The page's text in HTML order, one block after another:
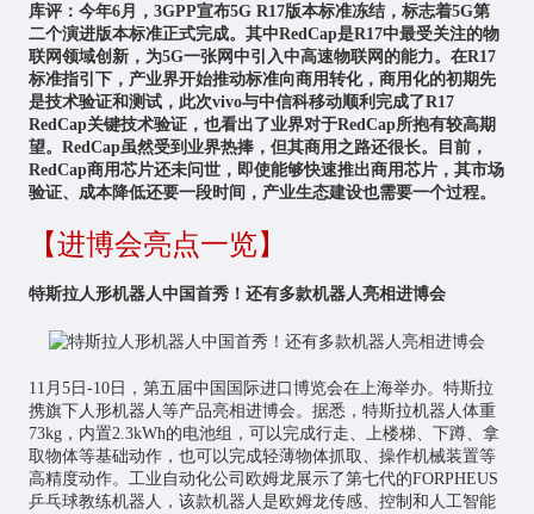
库评：今年6月，3GPP宣布5G R17版本标准冻结，标志着5G第
二个演进版本标准正式完成。其中RedCap是R17中最受关注的物
联网领域创新，为5G一张网中引入中高速物联网的能力。在R17
标准指引下，产业界开始推动标准向商用转化，商用化的初期先
是技术验证和测试，此次vivo与中信科移动顺利完成了R17
RedCap关键技术验证，也看出了业界对于RedCap所抱有较高期
望。RedCap虽然受到业界热捧，但其商用之路还很长。目前，
RedCap商用芯片还未问世，即使能够快速推出商用芯片，其市场
验证、成本降低还要一段时间，产业生态建设也需要一个过程。
【进博会亮点一览】
特斯拉人形机器人中国首秀！还有多款机器人亮相进博会
11月5日-10日，第五届中国国际进口博览会在上海举办。特斯拉
携旗下人形机器人等产品亮相进博会。据悉，特斯拉机器人体重
73kg，内置2.3kWh的电池组，可以完成行走、上楼梯、下蹲、拿
取物体等基础动作，也可以完成轻薄物体抓取、操作机械装置等
高精度动作。工业自动化公司欧姆龙展示了第七代的FORPHEUS
乒乓球教练机器人，该款机器人是欧姆龙传感、控制和 人工智能